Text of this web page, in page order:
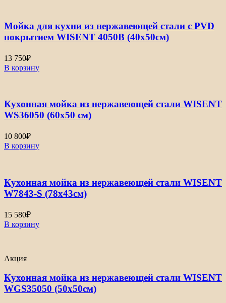
Мойка для кухни из нержавеющей стали с PVD
покрытием WISENT 4050B (40х50см)
13 750₽
В корзину
Кухонная мойка из нержавеющей стали WISENT
WS36050 (60х50 см)
10 800₽
В корзину
Кухонная мойка из нержавеющей стали WISENT
W7843-S (78х43см)
15 580₽
В корзину
Акция
Кухонная мойка из нержавеющей стали WISENT
WGS35050 (50х50см)